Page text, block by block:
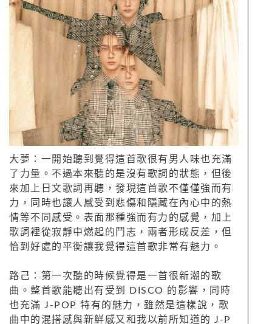
大夢：一開始聽到覺得這首歌很有男人味也充滿
了力量。不過本來聽的是沒有歌詞的狀態，但後
來加上日文歌詞再聽，發現這首歌不僅僅強而有
力，同時也讓人感受到悲傷和隱藏在內心中的熱
情等不同感受。表面那種強而有力的感覺，加上
歌詞裡從寂靜中燃起的鬥志，兩者形成反差，但
恰到好處的平衡讓我覺得這首歌非常有魅力。
路己：第一次聽的時候覺得是一首很新潮的歌
曲。整首歌能聽出有受到 DISCO 的影響，同時
也充滿 J-POP 特有的魅力，雖然是這樣說，歌
曲中的混搭感與新鮮感又和我以前所知道的 J-P